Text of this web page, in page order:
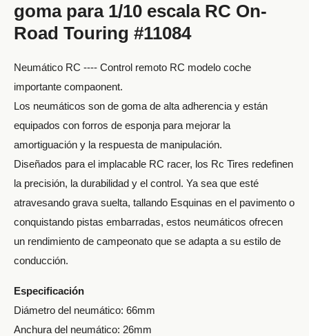
goma para 1/10 escala RC On-
Road Touring #11084
Neumático RC ---- Control remoto RC modelo coche
importante compaonent.
Los neumáticos son de goma de alta adherencia y están
equipados con forros de esponja para mejorar la
amortiguación y la respuesta de manipulación.
Diseñados para el implacable RC racer, los Rc Tires redefinen
la precisión, la durabilidad y el control. Ya sea que esté
atravesando grava suelta, tallando Esquinas en el pavimento o
conquistando pistas embarradas, estos neumáticos ofrecen
un rendimiento de campeonato que se adapta a su estilo de
conducción.
Especificación
Diámetro del neumático: 66mm
Anchura del neumático: 26mm